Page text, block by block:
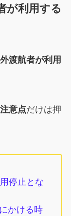
が利用する
渡航者が利用
意点だけは押
停止とな
かける時